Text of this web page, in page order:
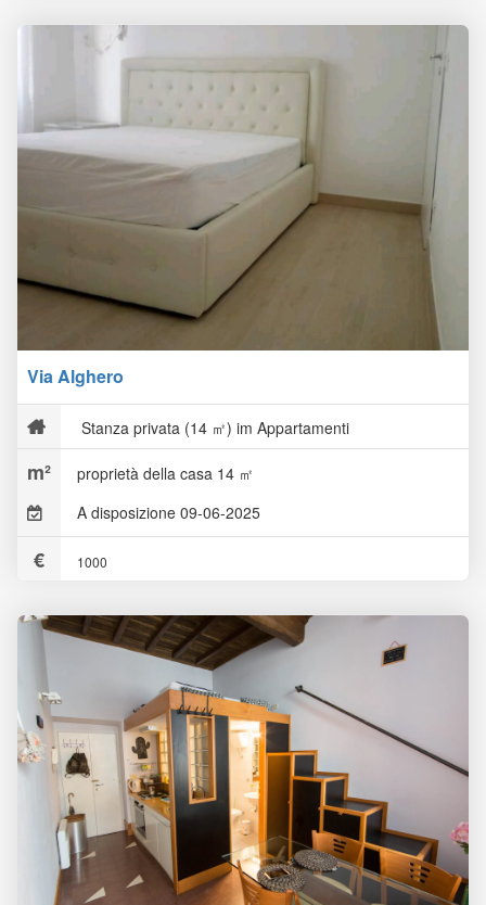
Via Alghero
Stanza privata (14 ㎡) im Appartamenti
proprietà della casa 14 ㎡
A disposizione 09-06-2025
1000